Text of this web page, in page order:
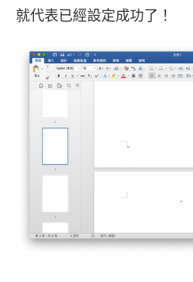
就代表已經設定成功了！